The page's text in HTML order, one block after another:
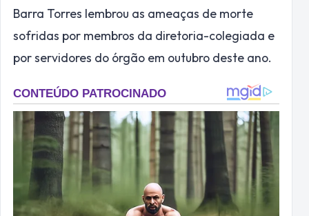
Barra Torres lembrou as ameaças de morte
sofridas por membros da diretoria-colegiada e
por servidores do órgão em outubro deste ano.